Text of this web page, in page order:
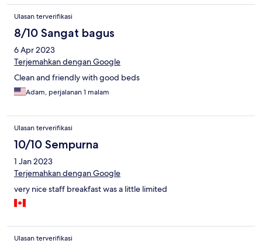
Ulasan terverifikasi
8/10 Sangat bagus
6 Apr 2023
Terjemahkan dengan Google
Clean and friendly with good beds
Adam, perjalanan 1 malam
Ulasan terverifikasi
10/10 Sempurna
1 Jan 2023
Terjemahkan dengan Google
very nice staff breakfast was a little limited
Ulasan terverifikasi